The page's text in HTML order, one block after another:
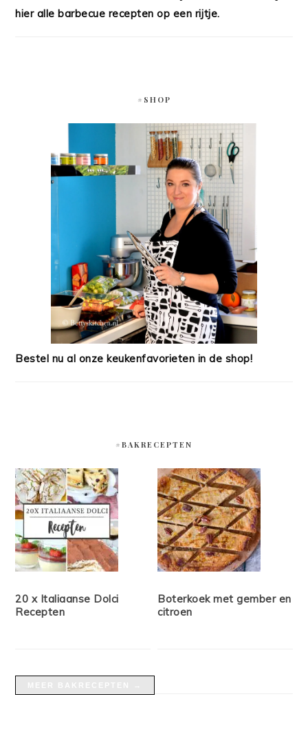
hier alle barbecue recepten op een rijtje.
#SHOP
Bestel nu al onze keukenfavorieten in de shop!
#BAKRECEPTEN
20 x Italiaanse Dolci
Recepten
Boterkoek met gember en
citroen